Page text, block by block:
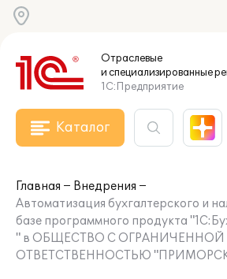
Отраслевые
и специализированные
1С:Предприятие
Каталог
Главная
Внедрения
Автоматизация бухгалтерского и
базе программного продукта
" в ОБЩЕСТВО С ОГРАНИЧЕННОЙ
ОТВЕТСТВЕННОСТЬЮ